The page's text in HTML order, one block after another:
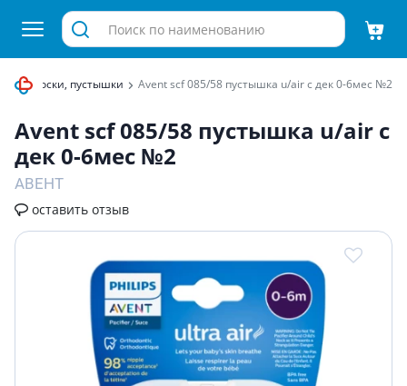
Соски, пустышки Avent scf 085/58 пустышка u/air с дек 0-6мес №2
Avent scf 085/58 пустышка u/air с
дек 0-6мес №2
АВЕНТ
оставить отзыв